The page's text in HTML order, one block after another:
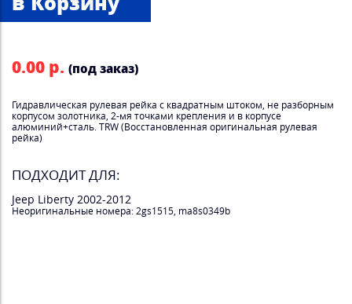
0.00 р. (под заказ)
Гидравлическая рулевая рейка с квадратным штоком, не разборным
корпусом золотника, 2-мя точками крепления и в корпусе
алюминий+сталь. TRW (Восстановленная оригинальная рулевая
рейка)
ПОДХОДИТ ДЛЯ:
Jeep Liberty 2002-2012
Неоригинальные номера: 2gs1515, ma8s0349b